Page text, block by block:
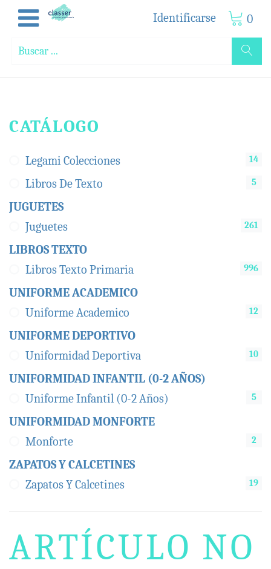
Identificarse 0
CATÁLOGO
Legami Colecciones 14
Libros De Texto 5
JUGUETES
Juguetes
261
LIBROS TEXTO
Libros Texto Primaria
996
UNIFORME ACADEMICO
Uniforme Academico
12
UNIFORME DEPORTIVO
Uniformidad Deportiva
10
UNIFORMIDAD INFANTIL (0-2 AÑOS)
Uniforme Infantil (0-2 Años)
5
UNIFORMIDAD MONFORTE
Monforte
2
ZAPATOS Y CALCETINES
Zapatos Y Calcetines
19
ARTÍCULO NO